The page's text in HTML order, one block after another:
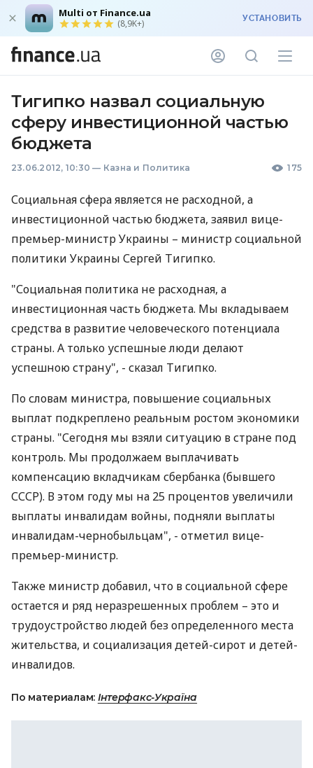
Multi от Finance.ua
(8,9K+) УСТАНОВИТЬ
Тигипко назвал социальную
сферу инвестиционной частью
бюджета
23.06.2012, 10:30 — Казна и Политика 175
Социальная сфера является не расходной, а
инвестиционной частью бюджета, заявил вице-
премьер-министр Украины – министр социальной
политики Украины Сергей Тигипко.
"Социальная политика не расходная, а
инвестиционная часть бюджета. Мы вкладываем
средства в развитие человеческого потенциала
страны. А только успешные люди делают
успешною страну", - сказал Тигипко.
По словам министра, повышение социальных
выплат подкреплено реальным ростом экономики
страны. "Сегодня мы взяли ситуацию в стране под
контроль. Мы продолжаем выплачивать
компенсацию вкладчикам сбербанка (бывшего
СССР). В этом году мы на 25 процентов увеличили
выплаты инвалидам войны, подняли выплаты
инвалидам-чернобыльцам", - отметил вице-
премьер-министр.
Также министр добавил, что в социальной сфере
остается и ряд неразрешенных проблем – это и
трудоустройство людей без определенного места
жительства, и социализация детей-сирот и детей-
инвалидов.
По материалам: Інтерфакс-Україна